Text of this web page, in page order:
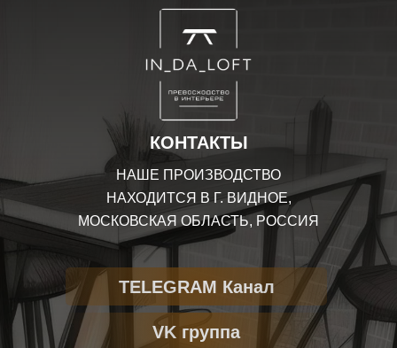
КОНТАКТЫ
НАШЕ ПРОИЗВОДСТВО
НАХОДИТСЯ В Г. ВИДНОЕ,
МОСКОВСКАЯ ОБЛАСТЬ, РОССИЯ
TELEGRAM Канал
VK группа